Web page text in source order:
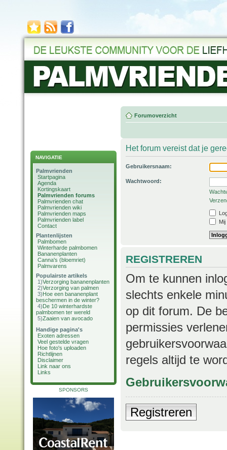
NAVIGATIE
Palmvrienden
Startpagina
Agenda
Kortingskaart
Palmvrienden forums
Palmvrienden chat
Palmvrienden wiki
Palmvrienden maps
Palmvrienden label
Contact
Plantenlijsten
Palmbomen
Winterharde palmbomen
Bananenplanten
Canna's (bloemriet)
Palmvarens
Populairste artikels
1)Verzorging bananenplanten
2)Verzorging van palmen
3)Hoe een bananenplant
beschermen in de winter?
4)De 10 winterhardste
palmbomen ter wereld
5)Zaaien van avocado
Handige pagina's
Exoten adressen
Veel gestelde vragen
Hoe foto's uploaden
Richtlijnen
Disclaimer
Link naar ons
Links
SPONSORS
Forumoverzicht
Het forum vereist dat je
Gebruikersnaam:
Wachtwoord:
REGISTREREN
Om te kunnen
slechts enkele
op dit forum. De
permissies
regels altijd te
Registreren